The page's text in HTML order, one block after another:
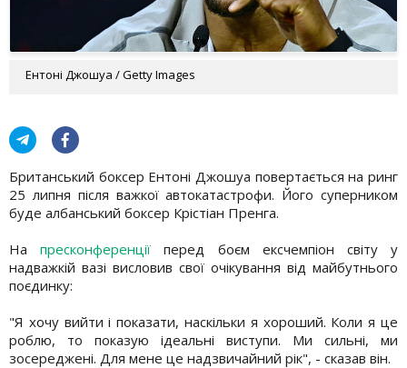
Ентоні Джошуа / Getty Images
Британський боксер Ентоні Джошуа повертається на ринг
25 липня після важкої автокатастрофи. Його суперником
буде албанський боксер Крістіан Пренга.
Напресконференціїперед боєм ексчемпіон світу у
надважкій вазі висловив свої очікування від майбутнього
поєдинку:
"Я хочу вийти і показати, наскільки я хороший. Коли я це
роблю, то показую ідеальні виступи. Ми сильні, ми
зосереджені. Для мене це надзвичайний рік", - сказав він.